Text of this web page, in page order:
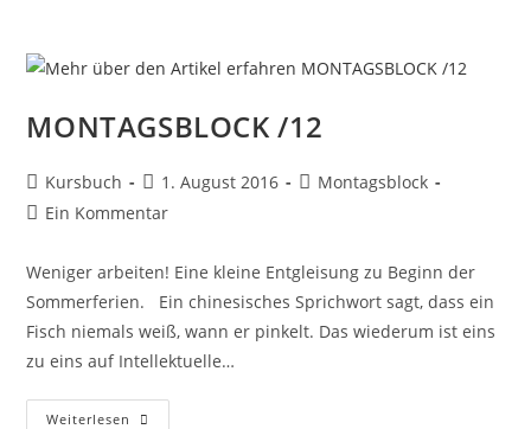
MONTAGSBLOCK /12
Kursbuch 1. August 2016
Montagsblock
Ein Kommentar
Weniger arbeiten! Eine kleine Entgleisung zu Beginn der
Sommerferien. Ein chinesisches Sprichwort sagt, dass ein
Fisch niemals weiß, wann er pinkelt. Das wiederum ist eins
zu eins auf Intellektuelle…
Weiterlesen